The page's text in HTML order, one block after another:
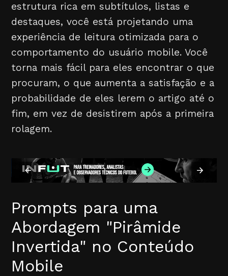
estrutura rica em subtítulos, listas e
destaques, você está projetando uma
experiência de leitura otimizada para o
comportamento do usuário mobile. Você
torna mais fácil para eles encontrar o que
procuram, o que aumenta a satisfação e a
probabilidade de eles lerem o artigo até o
fim, em vez de desistirem após a primeira
rolagem.
Prompts para uma
Abordagem "Pirâmide
Invertida" no Conteúdo
Mobile